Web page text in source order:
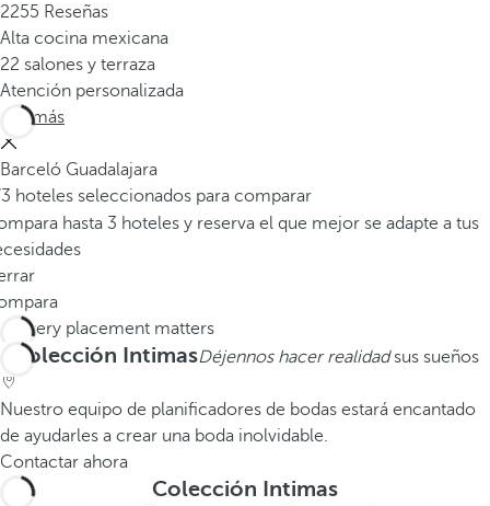
2255 Reseñas
Alta cocina mexicana
22 salones y terraza
Atención personalizada
Ver más
Barceló Guadalajara
hoteles seleccionados para comparar
hasta 3 hoteles y reserva el que mejor se adapte a tus
Colección IntimasDéjennos hacer realidadsus sueños
Nuestro equipo de planificadores de bodas estará encantado
de ayudarles a crear una boda inolvidable.
Contactar ahora
Colección Intimas